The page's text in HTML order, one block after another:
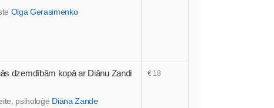
Olga Gerasimenko
dzemdībām kopā ar Diānu Zandi
psiholoģe Diāna Zande
€ 18